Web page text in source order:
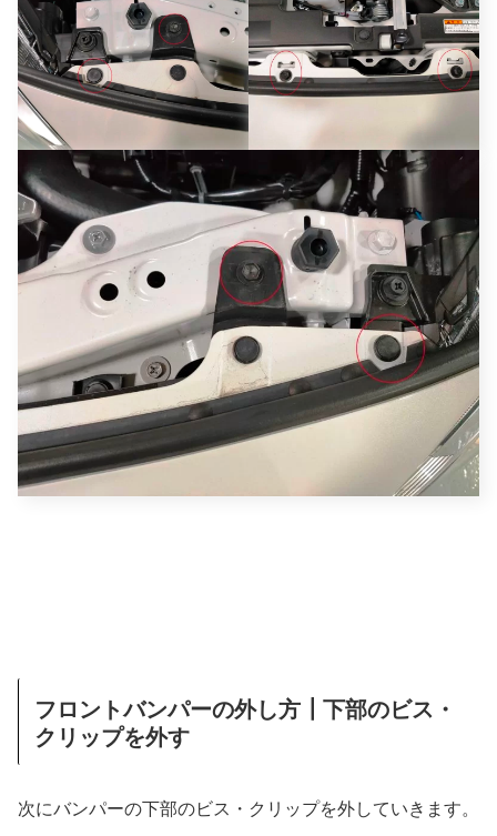
フロントバンパーの外し方┃下部のビス・
クリップを外す
次にバンパーの下部のビス・クリップを外していきます。